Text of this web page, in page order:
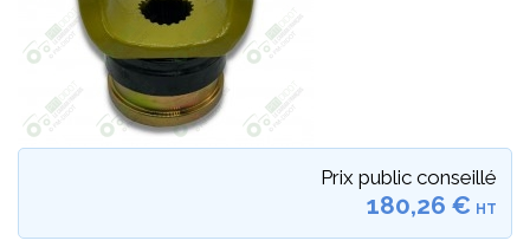
Prix public conseillé
180,26 € HT